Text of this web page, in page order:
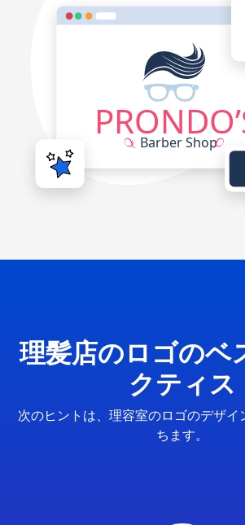
理髪店のロゴのベ
クティス
次のヒントは、理容室のロゴのデザイ
ちます。